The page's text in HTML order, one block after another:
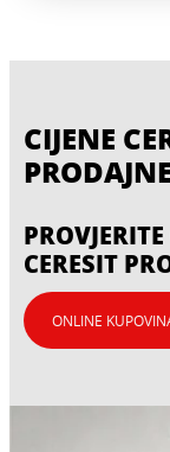
CIJENE
CERESIT
ONLINE